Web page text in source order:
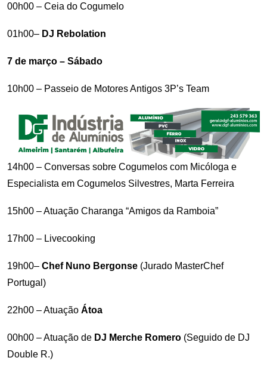
00h00 – Ceia do Cogumelo
01h00– DJ Rebolation
7 de março – Sábado
10h00 – Passeio de Motores Antigos 3P’s Team
14h00 – Conversas sobre Cogumelos com Micóloga e
Especialista em Cogumelos Silvestres, Marta Ferreira
15h00 – Atuação Charanga “Amigos da Ramboia”
17h00 – Livecooking
19h00– Chef Nuno Bergonse (Jurado MasterChef
Portugal)
22h00 – Atuação Átoa
00h00 – Atuação de DJ Merche Romero (Seguido de DJ
Double R.)